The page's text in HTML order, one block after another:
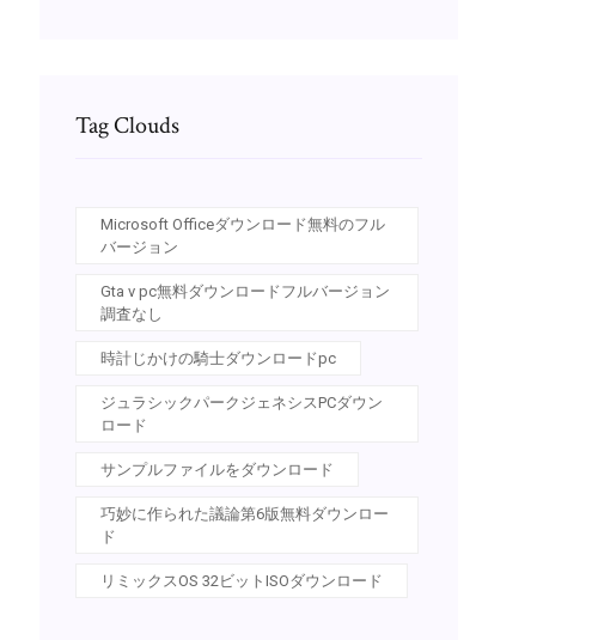
Tag Clouds
Microsoft Officeダウンロード無料のフル
バージョン
Gta v pc無料ダウンロードフルバージョン
調査なし
時計じかけの騎士ダウンロードpc
ジュラシックパークジェネシスPCダウン
ロード
サンプルファイルをダウンロード
巧妙に作られた議論第6版無料ダウンロー
ド
リミックスOS 32ビットISOダウンロード